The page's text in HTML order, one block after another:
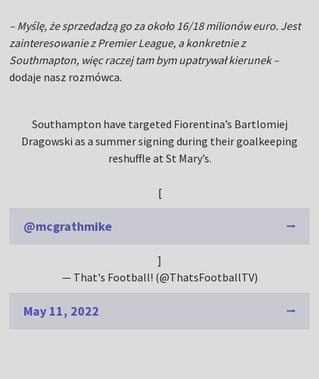
– Myślę, że sprzedadzą go za około 16/18 milionów euro. Jest
zainteresowanie z Premier League, a konkretnie z
Southmapton, więc raczej tam bym upatrywał kierunek –
dodaje nasz rozmówca.
Southampton have targeted Fiorentina’s Bartlomiej
Dragowski as a summer signing during their goalkeeping
reshuffle at St Mary’s.
[
@mcgrathmike
]
— That's Football! (@ThatsFootballTV)
May 11, 2022